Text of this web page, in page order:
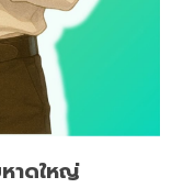
าดใหญ่